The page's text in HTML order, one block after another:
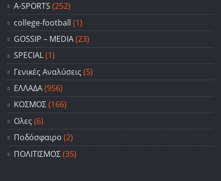
A-SPORTS (252)
college-football (1)
GOSSIP – ΜΕDIA(23)
SPECIAL(1)
Γενικές Αναλύσεις (5)
ΕΛΛΑΔΑ(956)
ΚΟΣΜΟΣ(166)
Ολες (6)
Ποδόσφαιρο (2)
ΠΟΛΙΤΙΣΜΟΣ(35)